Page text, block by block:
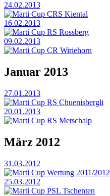
24.02.2013
Marti Cup CRS Kiental
16.02.2013
Marti Cup RS Rossberg
09.02.2013
Marti Cup CR Wiriehorn
Januar 2013
27.01.2013
Marti Cup RS Chuenisbergli
20.01.2013
Marti Cup RS Metschalp
März 2012
31.03.2012
Marti Cup Wertung 2011/2012
25.03.2012
Marti Cup PSL Tschenten